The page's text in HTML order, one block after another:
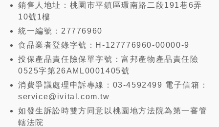
銷售人地址：桃園市平鎮區環南路二段191巷6弄
10號1樓
統一編號：27776960
食品業者登錄字號：H-127776960-00000-9
投保產品責任險保單字號：富邦產物產品責任險
0525字第26AML0001405號
消費爭議處理申訴專線：03-4592499 電子信箱：
service@ivital.com.tw
如發生訴訟時雙方同意以桃園地方法院為第一審管
轄法院